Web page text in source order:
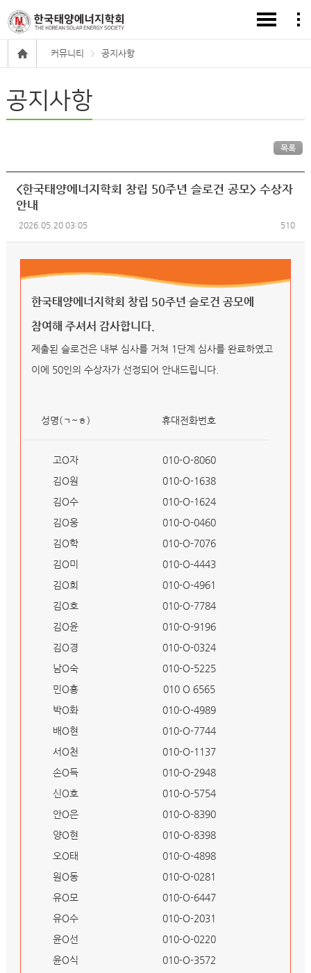
커뮤니티 공지사항
공지사항
목록
<한국태양에너지학회 창립 50주년 슬로건 공모> 수상자
안내
2026.05.20 03:05 510
한국태양에너지학회 창립 50주년 슬로건 공모에
참여해 주셔서 감사합니다.
제출된 슬로건은 내부 심사를 거쳐 1단계 심사를 완료하였고
이에 50인의 수상자가 선정되어 안내드립니다.
성명(ㄱ~ㅎ) 휴대전화번호
고O자
김O원
김O수
김O웅
김O학
김O미
김O희
김O호
김O윤
김O경
남O숙
민O홍
박O화
배O현
서O천
손O득
신O호
안O은
양O현
오O태
원O동
유O모
유O수
윤O선
윤O식
010-O-8060
010-O-1638
010-O-1624
010-O-0460
010-O-7076
010-O-4443
010-O-4961
010-O-7784
010-O-9196
010-O-0324
010-O-5225
010 O 6565
010-O-4989
010-O-7744
010-O-1137
010-O-2948
010-O-5754
010-O-8390
010-O-8398
010-O-4898
010-O-0281
010-O-6447
010-O-2031
010-O-0220
010-O-3572